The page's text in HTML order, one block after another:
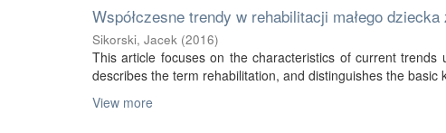
Współczesne trendy w rehabilitacji małego
Sikorski, Jacek (2016)
This article focuses on the characteristics of current
describes the term rehabilitation, and distinguishes the basic
View more